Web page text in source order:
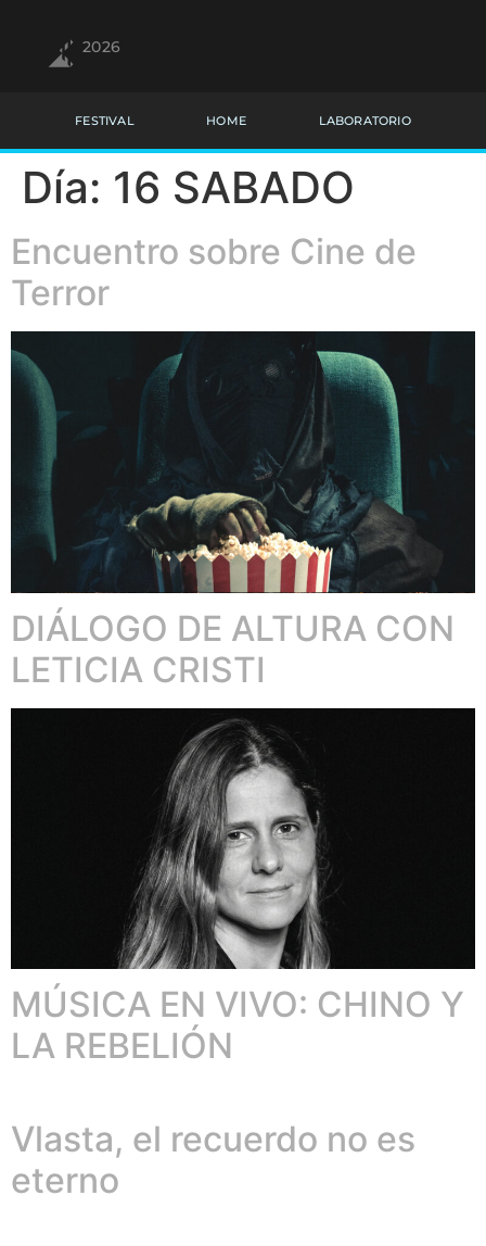
2026
FESTIVAL HOME LABORATORIO
Día: 16 SABADO
Encuentro sobre Cine de
Terror
DIÁLOGO DE ALTURA CON
LETICIA CRISTI
MÚSICA EN VIVO: CHINO Y
LA REBELIÓN
Vlasta, el recuerdo no es
eterno